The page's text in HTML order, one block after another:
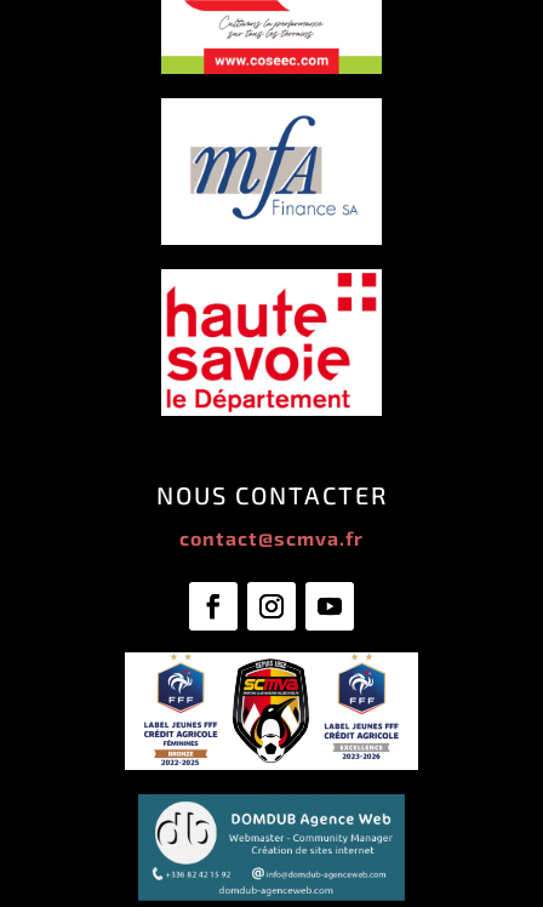
NOUS CONTACTER
contact@scmva.fr